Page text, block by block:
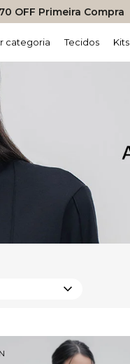
OFF Primeira Compra
categoria Tecidos Kits